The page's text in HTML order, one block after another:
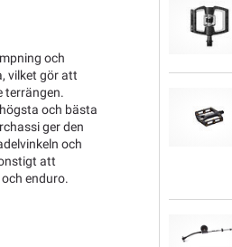
och
vilket gör att
terrängen.
och bästa
ger den
och
att
enduro.